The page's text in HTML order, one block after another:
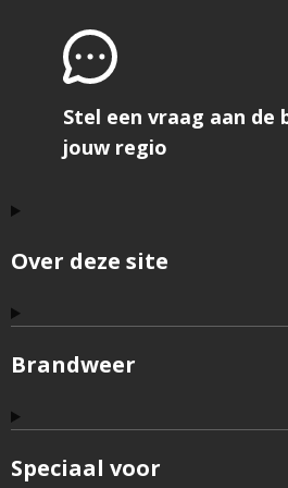
Over deze site
Brandweer
Speciaal voor
Stel een vraag aan de
jouw regio